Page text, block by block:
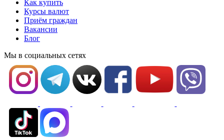
Как купить
Курсы валют
Приём граждан
Вакансии
Блог
Мы в социальных сетях